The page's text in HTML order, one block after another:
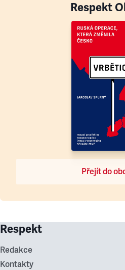
Respekt
Přejít do
Respekt
Redakce
Kontakty